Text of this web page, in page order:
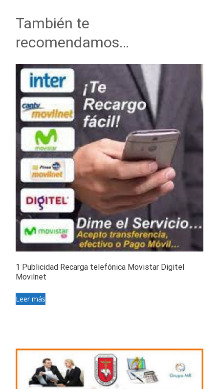
También te
recomendamos…
1 Publicidad Recarga telefónica Movistar Digitel
Movilnet
Leer más